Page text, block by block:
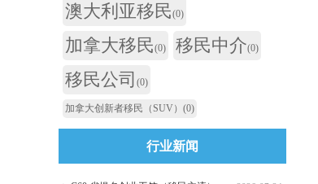
澳大利亚移民(0)
加拿大移民(0) 移民中介(0)
移民公司 (0)
加拿大创新者移民（SUV） (0)
行业新闻